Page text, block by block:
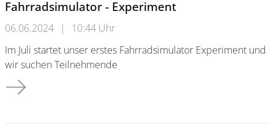
Fahrradsimulator - Experiment
06.06.2024 |
10:44 Uhr
Im Juli startet unser erstes Fahrradsimulator Experiment und
wir suchen Teilnehmende
Fahrradsimulator - Experiment